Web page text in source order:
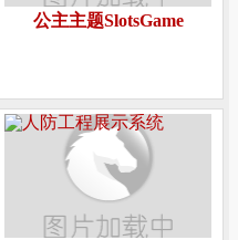
公主主题SlotsGame